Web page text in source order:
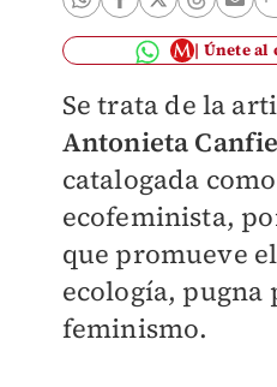
Únete al
Se trata de la
Antonieta
catalogada
ecofeminista,
que promueve
ecología, pugna
feminismo.